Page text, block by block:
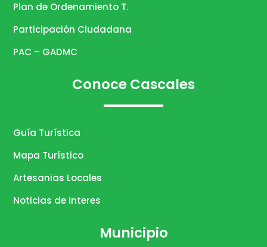
Plan de Ordenamiento T.
Participación Ciudadana
PAC – GADMC
Conoce Cascales
Guía Turística
Mapa Turístico
Artesanias Locales
Noticias de Interes
Municipio